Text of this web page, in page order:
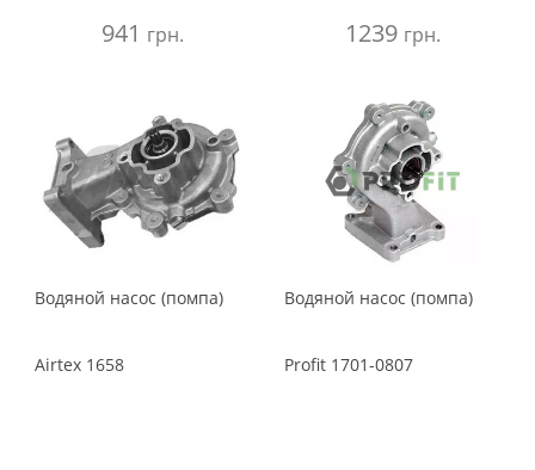
941 грн. 1239 грн.
Водяной насос (помпа)
Airtex 1658
Водяной насос (помпа)
Profit 1701-0807